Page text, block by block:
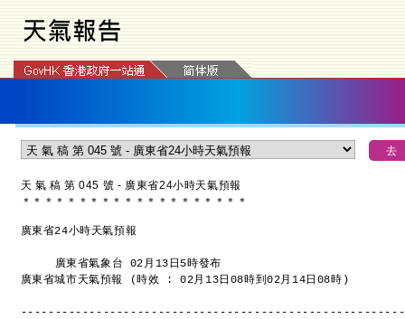
天 氣 稿 第 045 號 - 廣東省24小時天氣預報
＊ ＊ ＊ ＊ ＊ ＊ ＊ ＊ ＊ ＊ ＊ ＊ ＊ ＊ ＊ ＊ ＊ ＊ ＊ ＊
廣東省24小時天氣預報
     廣東省氣象台 02月13日5時發布
廣東省城市天氣預報 (時效 : 02月13日08時到02月14日08時)